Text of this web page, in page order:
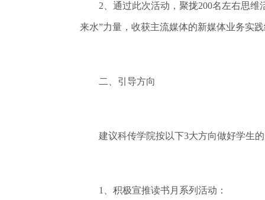
2、通过此次活动，聚拢200名左右思维
来水”力量，收获主流媒体的新媒体业务实
二、引导方向
建议科传学院按以下3大方向做好学生的
1、积极宣推读书月系列活动：